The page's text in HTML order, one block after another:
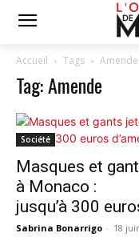
Accueil Tags Amende
Tag: Amende
Société
Masques et
à Monaco :
jusqu’à 300
Sabrina Bonarrigo - 18